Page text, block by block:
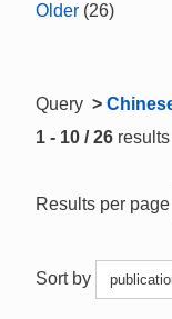
Older (26)
Query >
1 - 10 / 26 results
Results per page
Sort by